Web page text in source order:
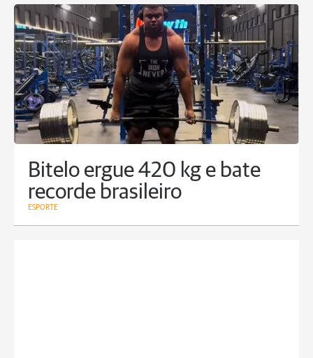
Bitelo ergue 420 kg e bate
recorde brasileiro
ESPORTE